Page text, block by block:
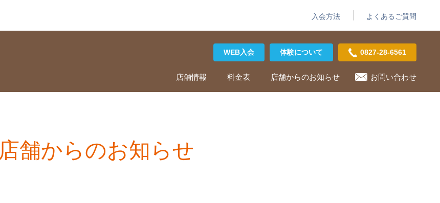
入会方法 よくあるご質問
店舗情報 料金表 店舗からのお知らせ お問い合わせ
WEB入会 体験について 0827-28-6561
店舗からのお知らせ